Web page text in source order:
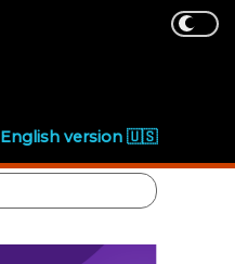
English version 🇺🇸